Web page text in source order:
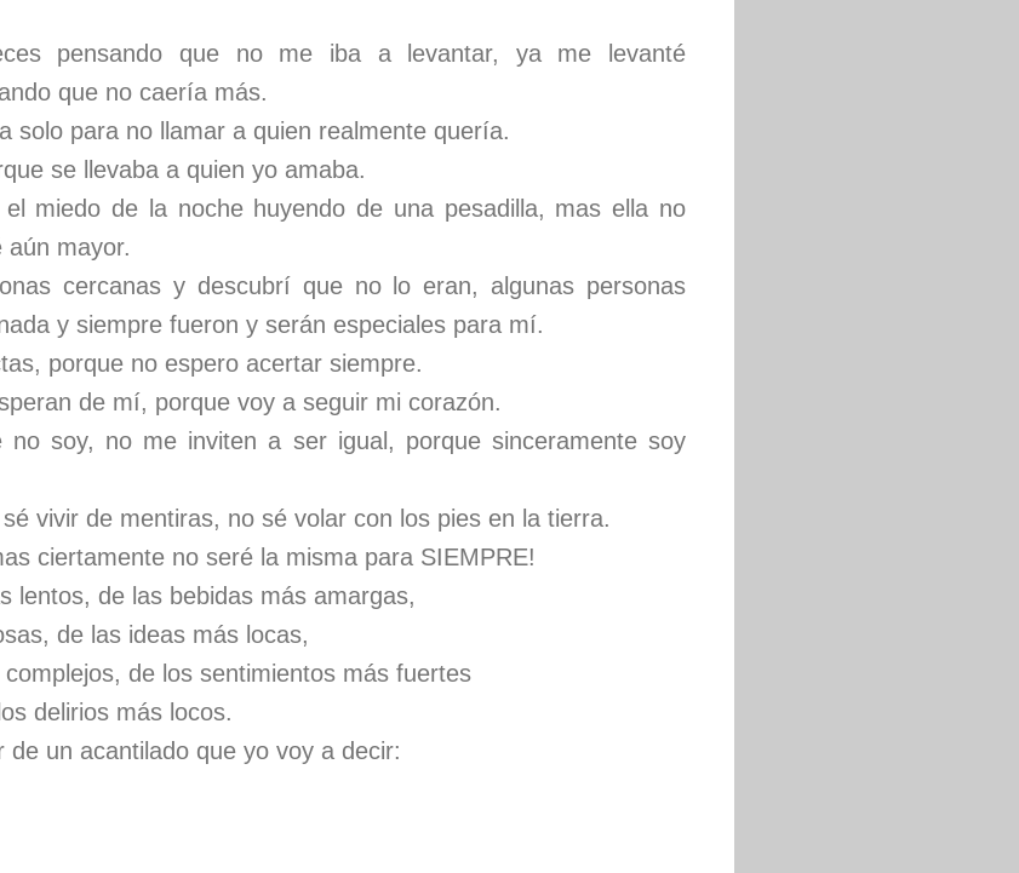
pensando que no me iba a levantar, ya me levanté
que no caería más.
solo para no llamar a quien realmente quería.
se llevaba a quien yo amaba.
miedo de la noche huyendo de una pesadilla, mas ella no
aún mayor.
cercanas y descubrí que no lo eran, algunas personas
y siempre fueron y serán especiales para mí.
porque no espero acertar siempre.
de mí, porque voy a seguir mi corazón.
soy, no me inviten a ser igual, porque sinceramente soy
vivir de mentiras, no sé volar con los pies en la tierra.
ciertamente no seré la misma para SIEMPRE!
lentos, de las bebidas más amargas,
de las ideas más locas,
de los sentimientos más fuertes
delirios más locos.
de un acantilado que yo voy a decir: